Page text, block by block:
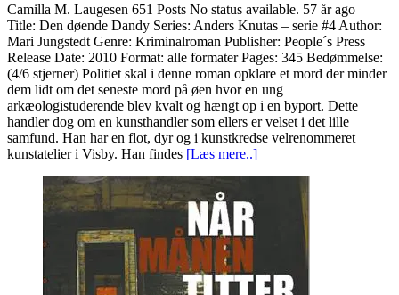
Camilla M. Laugesen 651 Posts No status available. 57 år ago
Title: Den døende Dandy Series: Anders Knutas – serie #4 Author:
Mari Jungstedt Genre: Kriminalroman Publisher: People´s Press
Release Date: 2010 Format: alle formater Pages: 345 Bedømmelse:
(4/6 stjerner) Politiet skal i denne roman opklare et mord der minder
dem lidt om det seneste mord på øen hvor en ung
arkæologistuderende blev kvalt og hængt op i en byport. Dette
handler dog om en kunsthandler som ellers er velset i det lille
samfund. Han har en flot, dyr og i kunstkredse velrenommeret
kunstatelier i Visby. Han findes [Læs mere..]